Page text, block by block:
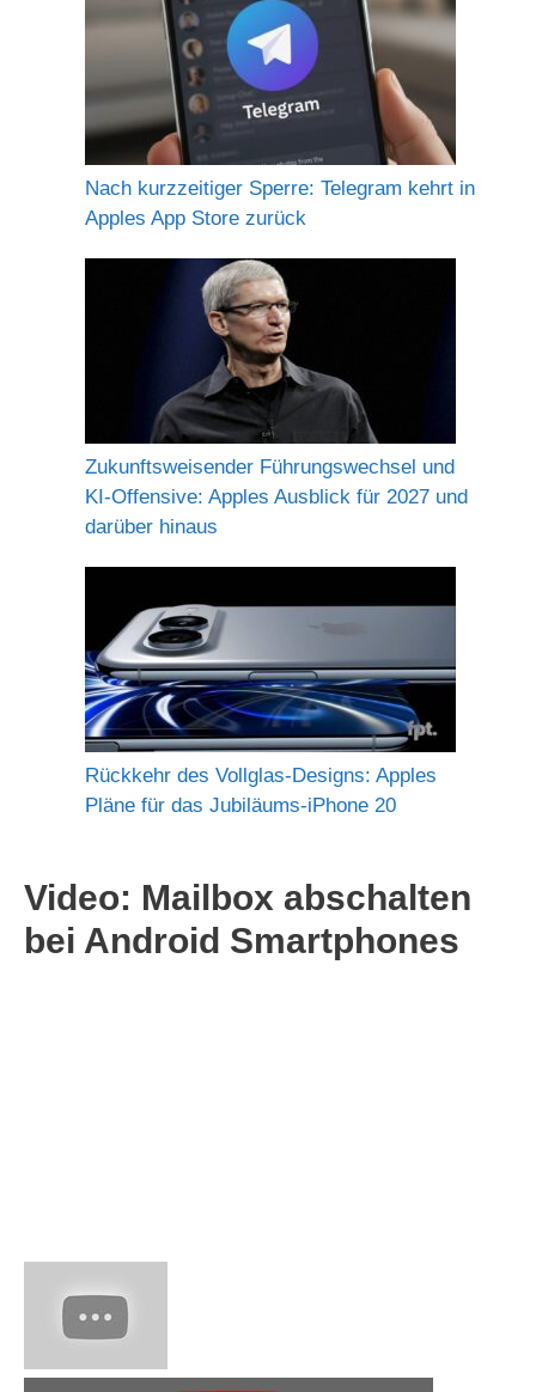
Nach kurzzeitiger Sperre: Telegram kehrt in
Apples App Store zurück
Zukunftsweisender Führungswechsel und
KI-Offensive: Apples Ausblick für 2027 und
darüber hinaus
Rückkehr des Vollglas-Designs: Apples
Pläne für das Jubiläums-iPhone 20
Video: Mailbox abschalten
bei Android Smartphones